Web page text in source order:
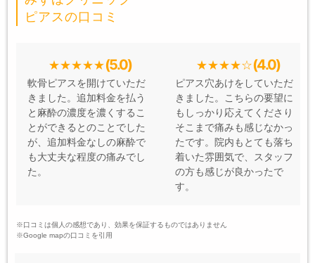
ピアスの口コミ
(5.0)
軟骨ピアスを開けていただ
きました。追加料金を払う
と麻酔の濃度を濃くするこ
とができるとのことでした
が、追加料金なしの麻酔で
も大丈夫な程度の痛みでし
た。
(4.0)
ピアス穴あけをしていただ
きました。こちらの要望に
もしっかり応えてくださり
そこまで痛みも感じなかっ
たです。院内もとても落ち
着いた雰囲気で、スタッフ
の方も感じが良かったで
す。
※口コミは個人の感想であり、効果を保証するものではありません
※Google mapの口コミを引用